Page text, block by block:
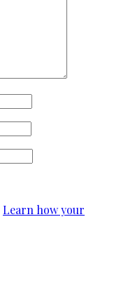
Learn how your